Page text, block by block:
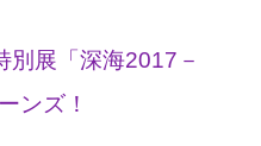
別展「深海2017－
ンズ！